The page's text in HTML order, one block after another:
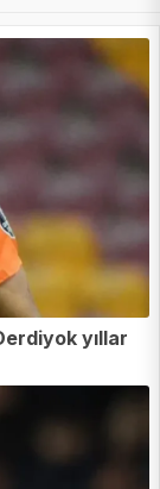
yıllar